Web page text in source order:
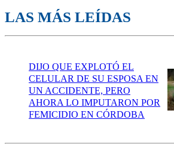
LAS MÁS LEÍDAS
DIJO QUE EXPLOTÓ EL
CELULAR DE SU ESPOSA EN
UN ACCIDENTE, PERO
AHORA LO IMPUTARON POR
FEMICIDIO EN CÓRDOBA